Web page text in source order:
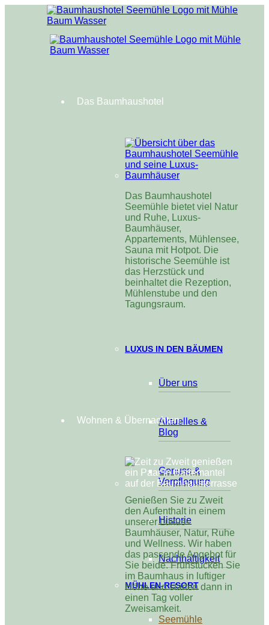
Das Baumhaushotel
Das Baumhaushotel
Seemühle bietet viel Natur
und Ruhe, Luxus-
Baumhäuser,
Appartements, Mühlensee,
Sauna mit Hotpot. Die
historische Seemühle ist
das Herzstück und
beinhaltet die Rezeption,
Mühlenstube und den
Tagungsraum.
LUXUS IN DEN BÄUMEN
Über uns
Aktuelles &
Blog
Genuss &
Verpflegung
Historie
Nachhaltigkeit
MÜHLEN-RESORT
Seemühle
Wohnen & Übernachten
Genießen Sie zu Zweit
den Aufenthalt in einem
unserer Luxus-
Baumhäuser, Natur, Ruhe
und Wellness. Wir haben
das passende Angebot für
Sie beide. Frühstücken Sie
im Baumhaus in luftiger
Höhe und starten dann in
einen Tag voller
Zweisamkeit.